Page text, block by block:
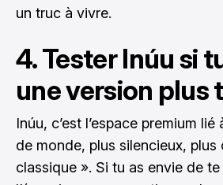
un truc à vivre.
4. Tester Inúu si
une version plus
Inúu, c’est l’espace premium
de monde, plus silencieux, plus
classique ». Si tu as envie de